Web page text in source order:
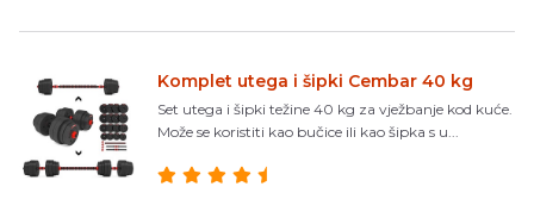
Komplet utega i šipki Cembar 40 kg
Set utega i šipki težine 40 kg za vježbanje kod kuće.
Može se koristiti kao bučice ili kao šipka s u...